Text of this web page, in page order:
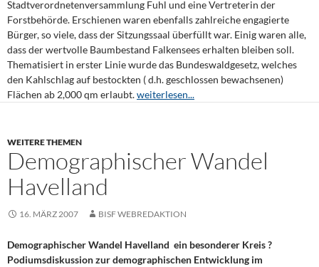
Stadtverordnetenversammlung Fuhl und eine Vertreterin der
Forstbehörde. Erschienen waren ebenfalls zahlreiche engagierte
Bürger, so viele, dass der Sitzungssaal überfüllt war. Einig waren alle,
dass der wertvolle Baumbestand Falkensees erhalten bleiben soll.
Thematisiert in erster Linie wurde das Bundeswaldgesetz, welches
den Kahlschlag auf bestockten ( d.h. geschlossen bewachsenen)
Flächen ab 2,000 qm erlaubt.weiterlesen...
WEITERE THEMEN
Demographischer Wandel
Havelland
16. MÄRZ 2007 BISF WEBREDAKTION
Demographischer Wandel Havelland  ein besonderer Kreis ?
Podiumsdiskussion zur demographischen Entwicklung im